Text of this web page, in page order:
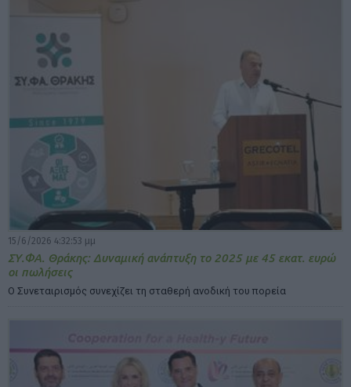
15/6/2026 4:32:53 μμ
ΣΥ.ΦΑ. Θράκης: Δυναμική ανάπτυξη το 2025 με 45 εκατ. ευρώ
οι πωλήσεις
Ο Συνεταιρισμός συνεχίζει τη σταθερή ανοδική του πορεία